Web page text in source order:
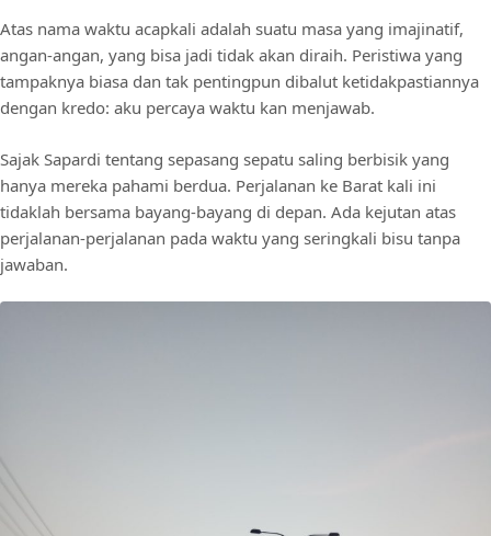
Atas nama waktu acapkali adalah suatu masa yang imajinatif,
angan-angan, yang bisa jadi tidak akan diraih. Peristiwa yang
tampaknya biasa dan tak pentingpun dibalut ketidakpastiannya
dengan kredo: aku percaya waktu kan menjawab.
Sajak Sapardi tentang sepasang sepatu saling berbisik yang
hanya mereka pahami berdua. Perjalanan ke Barat kali ini
tidaklah bersama bayang-bayang di depan. Ada kejutan atas
perjalanan-perjalanan pada waktu yang seringkali bisu tanpa
jawaban.